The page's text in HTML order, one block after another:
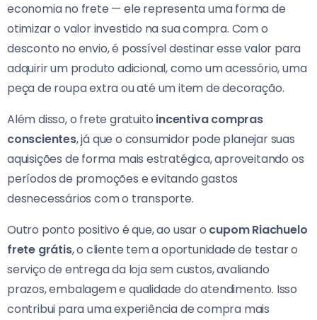
economia no frete — ele representa uma forma de
otimizar o valor investido na sua compra. Com o
desconto no envio, é possível destinar esse valor para
adquirir um produto adicional, como um acessório, uma
peça de roupa extra ou até um item de decoração.
Além disso, o frete gratuito incentiva compras
conscientes, já que o consumidor pode planejar suas
aquisições de forma mais estratégica, aproveitando os
períodos de promoções e evitando gastos
desnecessários com o transporte.
Outro ponto positivo é que, ao usar o cupom Riachuelo
frete grátis, o cliente tem a oportunidade de testar o
serviço de entrega da loja sem custos, avaliando
prazos, embalagem e qualidade do atendimento. Isso
contribui para uma experiência de compra mais